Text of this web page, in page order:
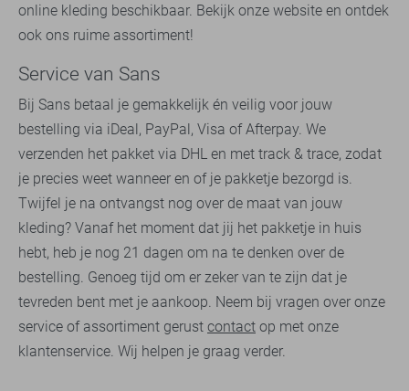
online kleding beschikbaar. Bekijk onze website en ontdek
ook ons ruime assortiment!
Service van Sans
Bij Sans betaal je gemakkelijk én veilig voor jouw
bestelling via iDeal, PayPal, Visa of Afterpay. We
verzenden het pakket via DHL en met track & trace, zodat
je precies weet wanneer en of je pakketje bezorgd is.
Twijfel je na ontvangst nog over de maat van jouw
kleding? Vanaf het moment dat jij het pakketje in huis
hebt, heb je nog 21 dagen om na te denken over de
bestelling. Genoeg tijd om er zeker van te zijn dat je
tevreden bent met je aankoop. Neem bij vragen over onze
service of assortiment gerust contact op met onze
klantenservice. Wij helpen je graag verder.